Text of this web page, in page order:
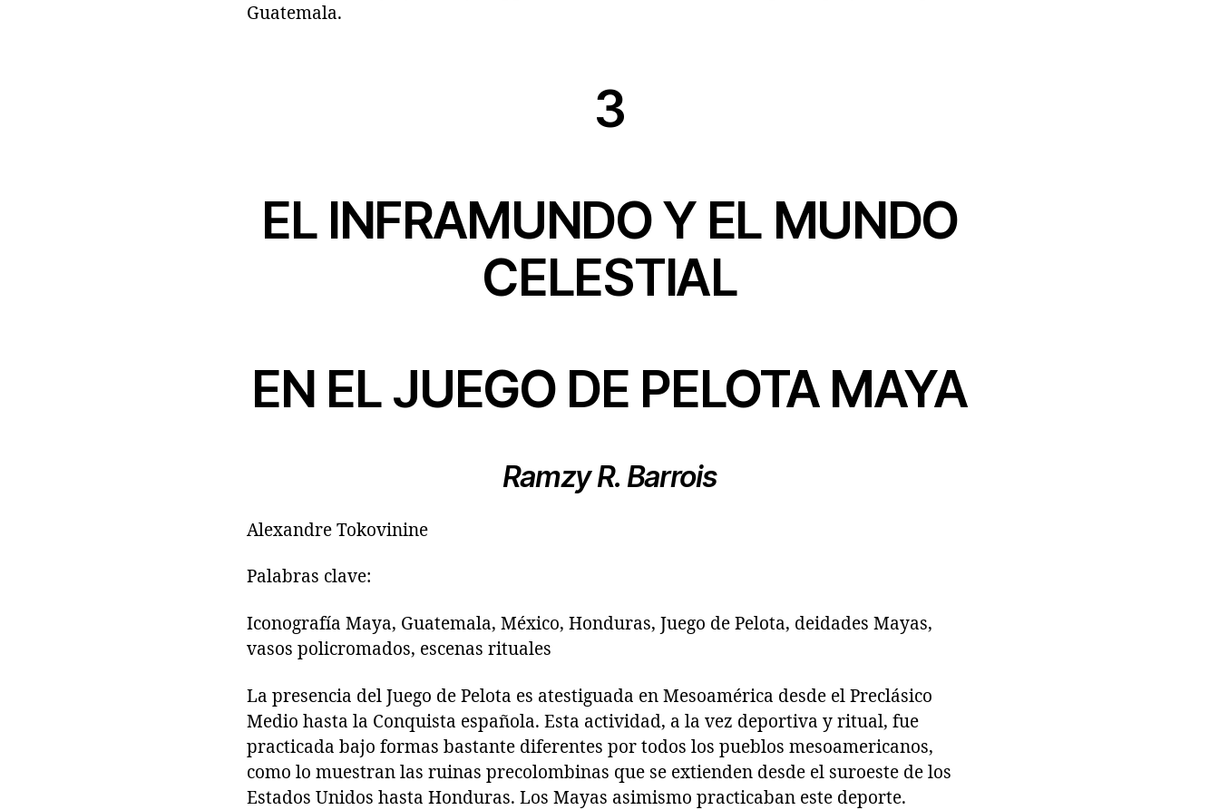
Guatemala.
3
EL INFRAMUNDO Y EL MUNDO
CELESTIAL
EN EL JUEGO DE PELOTA MAYA
Ramzy R. Barrois
Alexandre Tokovinine
Palabras clave:
Iconografía Maya, Guatemala, México, Honduras, Juego de Pelota, deidades Mayas,
vasos policromados, escenas rituales
La presencia del Juego de Pelota es atestiguada en Mesoamérica desde el Preclásico
Medio hasta la Conquista española. Esta actividad, a la vez deportiva y ritual, fue
practicada bajo formas bastante diferentes por todos los pueblos mesoamericanos,
como lo muestran las ruinas precolombinas que se extienden desde el suroeste de los
Estados Unidos hasta Honduras. Los Mayas asimismo practicaban este deporte.